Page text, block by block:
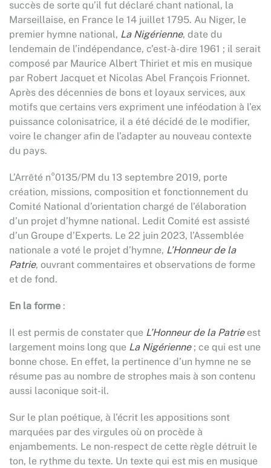
succès de sorte qu’il fut déclaré chant national, la
Marseillaise, en France le 14 juillet 1795. Au Niger, le
premier hymne national, La Nigérienne, date du
lendemain de l’indépendance, c’est-à-dire 1961 ; il serait
composé par Maurice Albert Thiriet et mis en musique
par Robert Jacquet et Nicolas Abel François Frionnet.
Après des décennies de bons et loyaux services, aux
motifs que certains vers expriment une inféodation à l’ex
puissance colonisatrice, il a été décidé de le modifier,
voire le changer afin de l’adapter au nouveau contexte
du pays.
L’Arrêté n°0135/PM du 13 septembre 2019, porte
création, missions, composition et fonctionnement du
Comité National d’orientation chargé de l’élaboration
d’un projet d’hymne national. Ledit Comité est assisté
d’un Groupe d’Experts. Le 22 juin 2023, l’Assemblée
nationale a voté le projet d’hymne, L’Honneur de la
Patrie, ouvrant commentaires et observations de forme
et de fond.
En la forme :
Il est permis de constater que L’Honneur de la Patrieest
largement moins long que La Nigérienne; ce qui est une
bonne chose. En effet, la pertinence d’un hymne ne se
résume pas au nombre de strophes mais à son contenu
aussi laconique soit-il.
Sur le plan poétique, à l’écrit les appositions sont
marquées par des virgules où on procède à
enjambements. Le non-respect de cette règle détruit le
ton, le rythme du texte. Un texte qui est mis en musique